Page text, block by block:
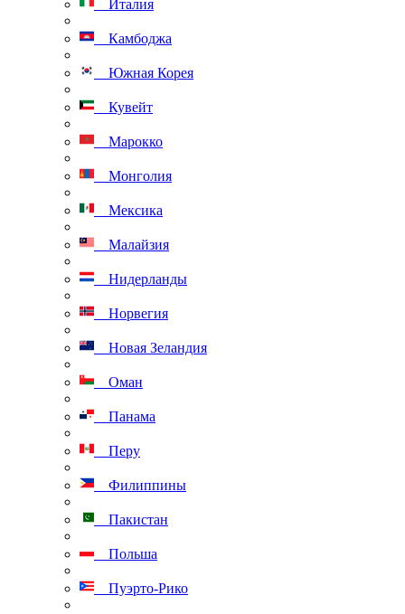
Италия
Камбоджа
Южная Корея
Кувейт
Марокко
Монголия
Мексика
Малайзия
Нидерланды
Норвегия
Новая Зеландия
Оман
Панама
Перу
Филиппины
Пакистан
Польша
Пуэрто-Рико